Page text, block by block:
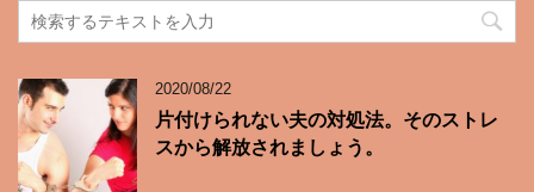
2020/08/22
片付けられない夫の対処法。そのストレ
スから解放されましょう。